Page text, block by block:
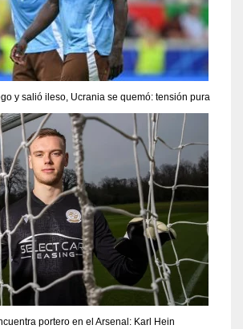
y salió ileso, Ucrania se quemó: tensión pura
portero en el Arsenal: Karl Hein